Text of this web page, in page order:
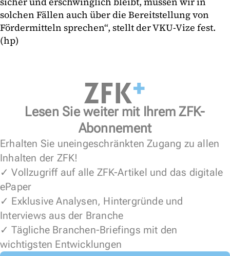
solchen Fällen auch über die Bereitstellung von
Fördermitteln sprechen“, stellt der VKU-Vize fest.
(hp)
Lesen Sie weiter mit Ihrem ZFK-
Abonnement
Erhalten Sie uneingeschränkten Zugang zu allen
Inhalten der ZFK!
✓ Vollzugriff auf alle ZFK-Artikel und das digitale
ePaper
✓ Exklusive Analysen, Hintergründe und
Interviews aus der Branche
✓ Tägliche Branchen-Briefings mit den
wichtigsten Entwicklungen